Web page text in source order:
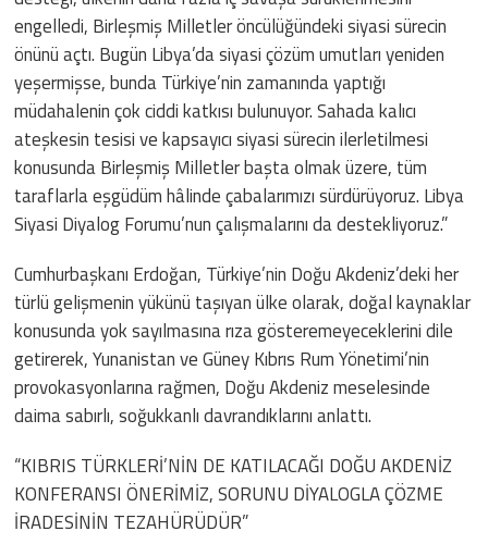
engelledi, Birleşmiş Milletler öncülüğündeki siyasi sürecin
önünü açtı. Bugün Libya’da siyasi çözüm umutları yeniden
yeşermişse, bunda Türkiye’nin zamanında yaptığı
müdahalenin çok ciddi katkısı bulunuyor. Sahada kalıcı
ateşkesin tesisi ve kapsayıcı siyasi sürecin ilerletilmesi
konusunda Birleşmiş Milletler başta olmak üzere, tüm
taraflarla eşgüdüm hâlinde çabalarımızı sürdürüyoruz. Libya
Siyasi Diyalog Forumu’nun çalışmalarını da destekliyoruz.”
Cumhurbaşkanı Erdoğan, Türkiye’nin Doğu Akdeniz’deki her
türlü gelişmenin yükünü taşıyan ülke olarak, doğal kaynaklar
konusunda yok sayılmasına rıza gösteremeyeceklerini dile
getirerek, Yunanistan ve Güney Kıbrıs Rum Yönetimi’nin
provokasyonlarına rağmen, Doğu Akdeniz meselesinde
daima sabırlı, soğukkanlı davrandıklarını anlattı.
“KIBRIS TÜRKLERİ’NİN DE KATILACAĞI DOĞU AKDENİZ
KONFERANSI ÖNERİMİZ, SORUNU DİYALOGLA ÇÖZME
İRADESİNİN TEZAHÜRÜDÜR”